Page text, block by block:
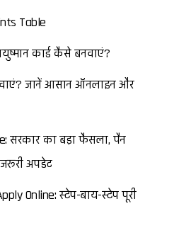
Table
कार्ड कैसे बनवाएं?
जानें आसान ऑनलाइन और
सरकार का बड़ा फैसला, पैन
अपडेट
Online: स्टेप-बाय-स्टेप पूरी